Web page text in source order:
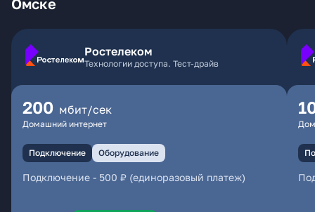
Омске
Ростелеком
Технологии доступа. Тест-драйв
200 мбит/сек
Домашний интернет
Подключение Оборудование
Подключение - 500 ₽ (единоразовый платеж)